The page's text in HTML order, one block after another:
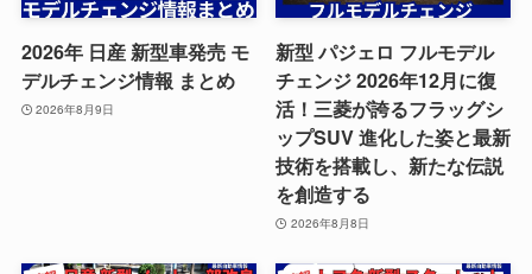
2026年 日産 新型車発売 モ
デルチェンジ情報 まとめ
2026年8月9日
新型 パジェロ フルモデル
チェンジ 2026年12月に復
活！三菱が誇るフラッグシ
ップSUV 進化した姿と最新
技術を搭載し、新たな伝説
を創造する
2026年8月8日